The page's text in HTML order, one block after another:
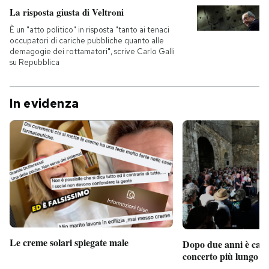
La risposta giusta di Veltroni
È un "atto politico" in risposta "tanto ai tenaci
occupatori di cariche pubbliche quanto alle
demagogie dei rottamatori", scrive Carlo Galli
su Repubblica
In evidenza
Le creme solari spiegate male
Dopo due anni è
concerto più lungo